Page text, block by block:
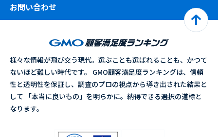
お問い合わせ
様々な情報が飛び交う現代。選ぶことも選ばれることも、かつて
ないほど難しい時代です。 GMO顧客満足度ランキングは、信頼
性と透明性を保証し、調査のプロの視点から導き出された結果と
して 「本当に良いもの」を明らかに。納得できる選択の道標と
なります。